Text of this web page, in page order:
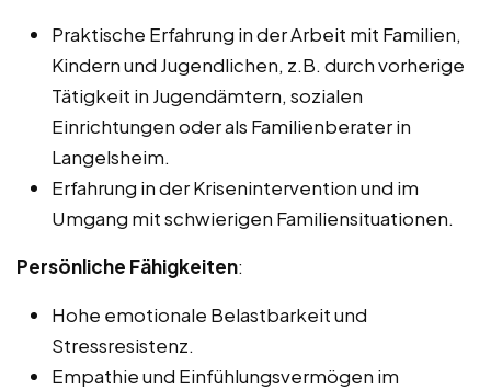
Praktische Erfahrung in der Arbeit mit Familien,
Kindern und Jugendlichen, z.B. durch vorherige
Tätigkeit in Jugendämtern, sozialen
Einrichtungen oder als Familienberater in
Langelsheim.
Erfahrung in der Krisenintervention und im
Umgang mit schwierigen Familiensituationen.
Persönliche Fähigkeiten:
Hohe emotionale Belastbarkeit und
Stressresistenz.
Empathie und Einfühlungsvermögen im